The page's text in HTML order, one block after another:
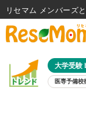
大学受験
医専予備校
リセマム メンバーズ